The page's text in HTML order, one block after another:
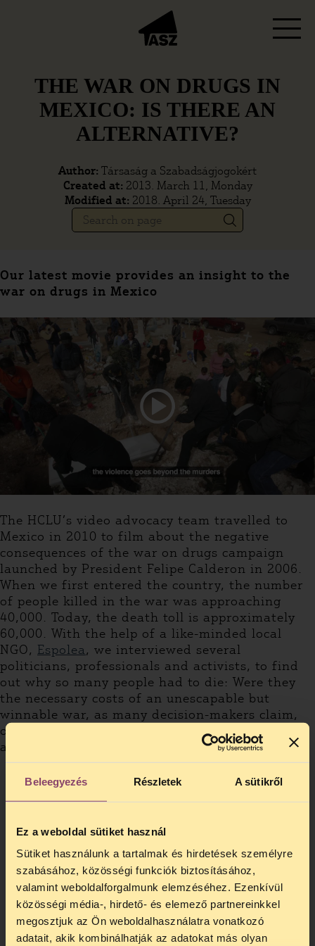
Beleegyezés Részletek A sütikről
Ez a weboldal sütiket használ
Sütiket használunk a tartalmak és hirdetések személyre
szabásához, közösségi funkciók biztosításához,
valamint weboldalforgalmunk elemzéséhez. Ezenkívül
közösségi média-, hirdető- és elemező partnereinkkel
megosztjuk az Ön weboldalhasználatra vonatkozó
adatait, akik kombinálhatják az adatokat más olyan
THE WAR ON DRUGS IN
MEXICO: IS THERE AN
ALTERNATIVE?
Author: Társaság a Szabadságjogokért
Created at: 2013. March 11, Monday
Modified at: 2018. April 24, Tuesday
Our latest movie provides an insight to the
war on drugs in Mexico
The HCLU’s video advocacy team travelled to
Mexico in 2010 to film about the negative
consequences of the war on drugs campaign
launched by President Felipe Calderon in 2006.
When we first entered the country, the number
of people killed in the war was approaching
40,000. Today, the death toll is approximately
60,000. With the help of a like-minded local
NGO, Espolea, we interviewed several
politicians, professionals and activists, to find
out why so many people had to die: Were they
the necessary costs of an unescapable but
winnable war, as many decision-makers claim,
or the victims of a failed policy? Please watch
and share our video to find out the answers!